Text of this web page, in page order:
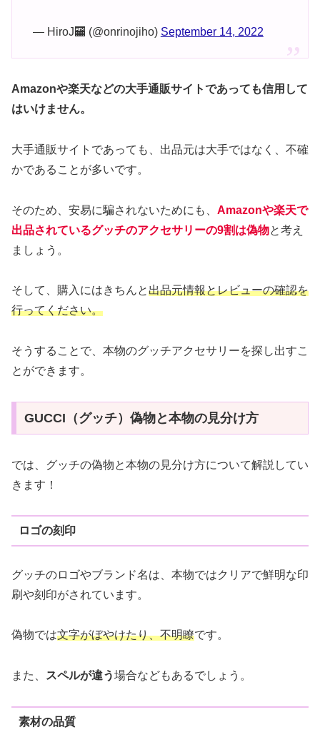
— HiroJ🏧 (@onrinojiho) September 14, 2022
Amazonや楽天などの大手通販サイトであっても信用して
はいけません。
大手通販サイトであっても、出品元は大手ではなく、不確
かであることが多いです。
そのため、安易に騙されないためにも、 Amazonや楽天で
出品されているグッチのアクセサリーの9割は偽物と考え
ましょう。
そして、購入にはきちんと出品元情報とレビューの確認を
行ってください。
そうすることで、本物のグッチアクセサリーを探し出すこ
とができます。
GUCCI（グッチ）偽物と本物の見分け方
では、グッチの偽物と本物の見分け方について解説してい
きます！
ロゴの刻印
グッチのロゴやブランド名は、本物ではクリアで鮮明な印
刷や刻印がされています。
偽物では文字がぼやけたり、不明瞭です。
また、 スペルが違う場合などもあるでしょう。
素材の品質